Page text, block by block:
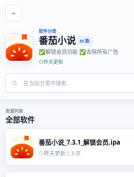
软件分类
番茄小说 35 款
✅解锁会员功能 ✅去除所有广告
昨天更新
资源列表
全部软件
番茄小说_7.3.1_解锁会员.ipa
昨天更新 3 次